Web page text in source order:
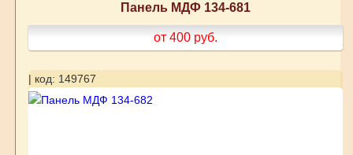
Панель МДФ 134-681
от 400 руб.
| код: 149767